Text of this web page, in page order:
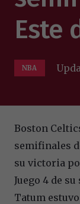
Este
NBA
Boston
semifinales
su victoria
Juego 4 de
Tatum